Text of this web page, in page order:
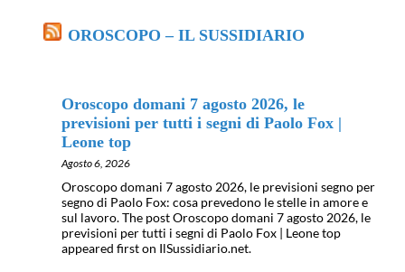
OROSCOPO – IL SUSSIDIARIO
Oroscopo domani 7 agosto 2026, le
previsioni per tutti i segni di Paolo Fox |
Leone top
Agosto 6, 2026
Oroscopo domani 7 agosto 2026, le previsioni segno per
segno di Paolo Fox: cosa prevedono le stelle in amore e
sul lavoro. The post Oroscopo domani 7 agosto 2026, le
previsioni per tutti i segni di Paolo Fox | Leone top
appeared first on IlSussidiario.net.